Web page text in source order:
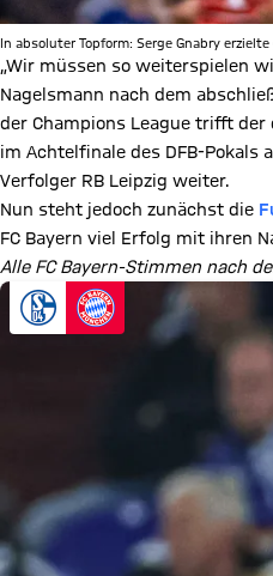
In absoluter Topform: Serge Gnabry
„Wir müssen so weiterspielen
Nagelsmann nach dem
der Champions League trifft
im Achtelfinale des DFB-Pokals
Verfolger RB Leipzig weiter.
Nun steht jedoch zunächst die
FC Bayern viel Erfolg mit ihren
Alle FC Bayern-Stimmen nach